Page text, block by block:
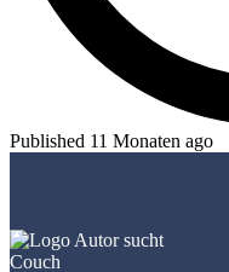
Published 11 Monaten ago